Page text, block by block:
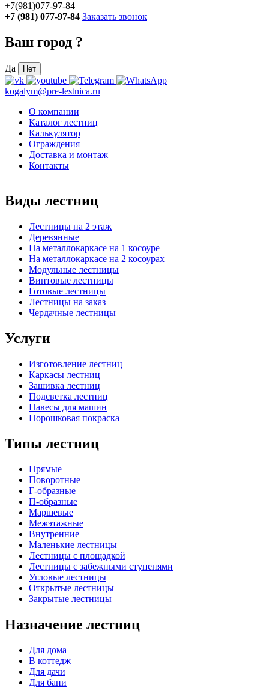
+7(981)077-97-84
+7 (981) 077-97-84 Заказать звонок
Ваш город ?
Да Нет
kogalym@pre-lestnica.ru
О компании
Каталог лестниц
Калькулятор
Ограждения
Доставка и монтаж
Контакты
Виды лестниц
Лестницы на 2 этаж
Деревянные
На металлокаркасе на 1 косоуре
На металлокаркасе на 2 косоурах
Модульные лестницы
Винтовые лестницы
Готовые лестницы
Лестницы на заказ
Чердачные лестницы
Услуги
Изготовление лестниц
Каркасы лестниц
Зашивка лестниц
Подсветка лестниц
Навесы для машин
Порошковая покраска
Типы лестниц
Прямые
Поворотные
Г-образные
П-образные
Маршевые
Межэтажные
Внутренние
Маленькие лестницы
Лестницы с площадкой
Лестницы с забежными ступенями
Угловые лестницы
Открытые лестницы
Закрытые лестницы
Назначение лестниц
Для дома
В коттедж
Для дачи
Для бани